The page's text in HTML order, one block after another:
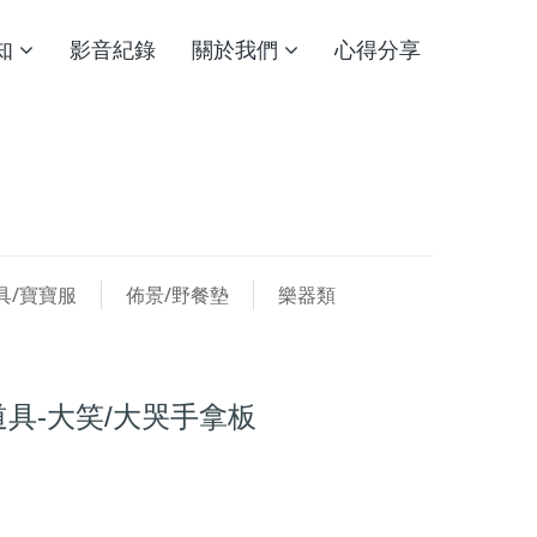
影音紀錄 關於我們 心得分享
/寶寶服 佈景/野餐墊
樂器類
-大笑/大哭手拿板